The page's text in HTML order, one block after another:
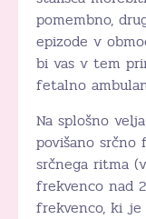
pomembno,
epizode v
bi vas v tem
fetalno
Na splošno
povišano srčno
srčnega ritma
frekvenco nad
frekvenco, ki je